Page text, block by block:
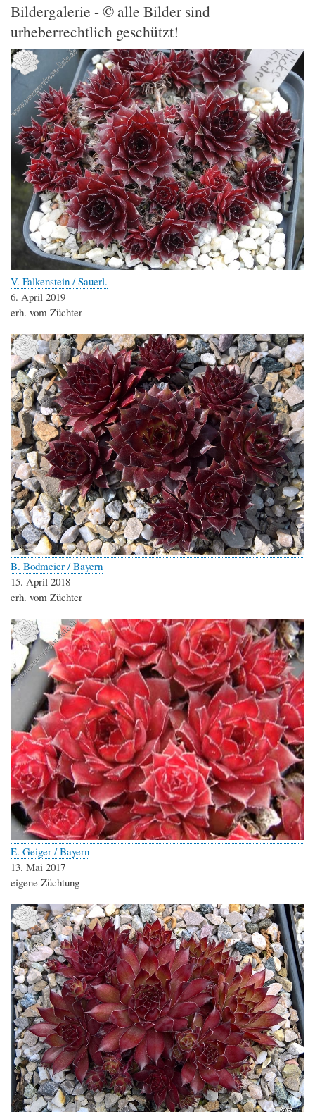
Bildergalerie - © alle Bilder sind
urheberrechtlich geschützt!
V. Falkenstein / Sauerl.
6. April 2019
erh. vom Züchter
B. Bodmeier / Bayern
15. April 2018
erh. vom Züchter
E. Geiger / Bayern
13. Mai 2017
eigene Züchtung